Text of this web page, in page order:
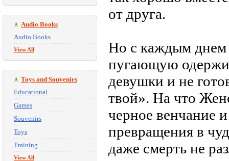
Audio Books
Audio Books
View All
Toys and Souvenirs
Educational
Games
Souvenirs
Toys
Training
View All
от друга.
Но с каждым днем
пугающую
девушки и не
твой». На что
черное венчание
превращения в
даже смерть не